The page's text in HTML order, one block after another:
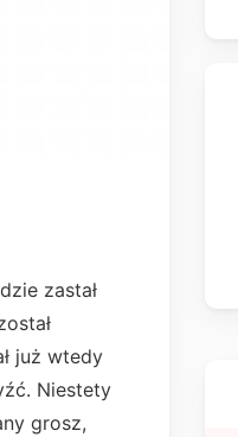
zastał
już wtedy
Niestety
grosz,